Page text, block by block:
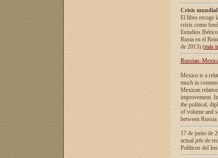
Crisis
El libro recoge
crisis como
Estudios
Rusia en el
de 2013) (más
Mexico is a
much in
Mexican
improvement.
the political,
of volume and
between
17 de junio de
actual jefe de
Políticos del